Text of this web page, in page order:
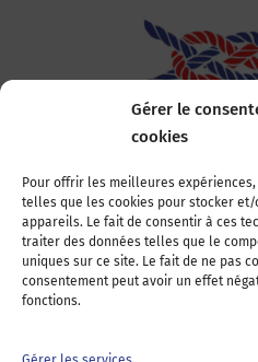
Gérer le
cookies
Pour offrir les meilleures
telles que les cookies pour stocker
appareils. Le fait de consentir à ces
traiter des données telles que le
uniques sur ce site. Le fait de ne pas
consentement peut avoir un effet
fonctions.
Association Nationale
22, boulevard de la
75007 Paris
Tél : 01 44 11 11 70
E-mail : anel-
Devenez adhérents